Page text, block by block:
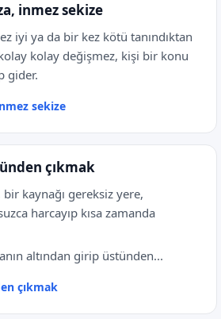
inmez sekize
iyi ya da bir kez kötü tanındıktan
kolay değişmez, kişi bir konu
gider.
sekize
çıkmak
kaynağı gereksiz yere,
harcayıp kısa zamanda
altından girip üstünden...
çıkmak